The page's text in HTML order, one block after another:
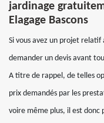
jardinage
Elagage Bascons
Si vous avez un projet
demander un devis avant
A titre de rappel, de telles
prix demandés par les
voire même plus, il est